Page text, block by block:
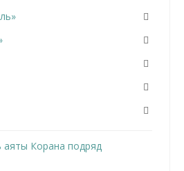
аяты Корана подряд